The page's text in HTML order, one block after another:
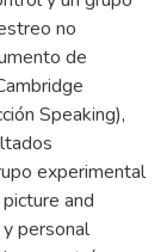
no
de
Speaking),
experimental
and
personal